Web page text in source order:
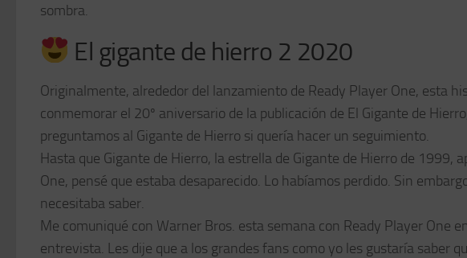
sombra.
El gigante de hierro 2 2020
Originalmente, alrededor del lanzamiento de Ready Player One, esta
conmemorar el 20º aniversario de la publicación de El Gigante de
preguntamos al Gigante de Hierro si quería hacer un seguimiento.
Hasta que Gigante de Hierro, la estrella de Gigante de Hierro de 1999,
One, pensé que estaba desaparecido. Lo habíamos perdido. Sin
necesitaba saber.
Me comuniqué con Warner Bros. esta semana con Ready Player One
entrevista. Les dije que a los grandes fans como yo les gustaría saber